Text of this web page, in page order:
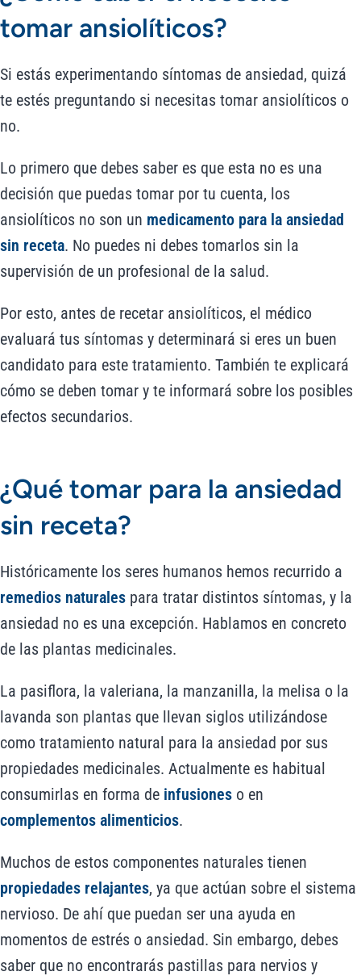
tomar ansiolíticos?
Si estás experimentando síntomas de ansiedad, quizá
te estés preguntando si necesitas tomar ansiolíticos o
no.
Lo primero que debes saber es que esta no es una
decisión que puedas tomar por tu cuenta, los
ansiolíticos no son un medicamento para la ansiedad
sin receta. No puedes ni debes tomarlos sin la
supervisión de un profesional de la salud.
Por esto, antes de recetar ansiolíticos, el médico
evaluará tus síntomas y determinará si eres un buen
candidato para este tratamiento. También te explicará
cómo se deben tomar y te informará sobre los posibles
efectos secundarios.
¿Qué tomar para la ansiedad
sin receta?
Históricamente los seres humanos hemos recurrido a
remedios naturales para tratar distintos síntomas, y la
ansiedad no es una excepción. Hablamos en concreto
de las plantas medicinales.
La pasiflora, la valeriana, la manzanilla, la melisa o la
lavanda son plantas que llevan siglos utilizándose
como tratamiento natural para la ansiedad por sus
propiedades medicinales. Actualmente es habitual
consumirlas en forma de infusiones o en
complementos alimenticios.
Muchos de estos componentes naturales tienen
propiedades relajantes, ya que actúan sobre el sistema
nervioso. De ahí que puedan ser una ayuda en
momentos de estrés o ansiedad. Sin embargo, debes
saber que no encontrarás pastillas para nervios y